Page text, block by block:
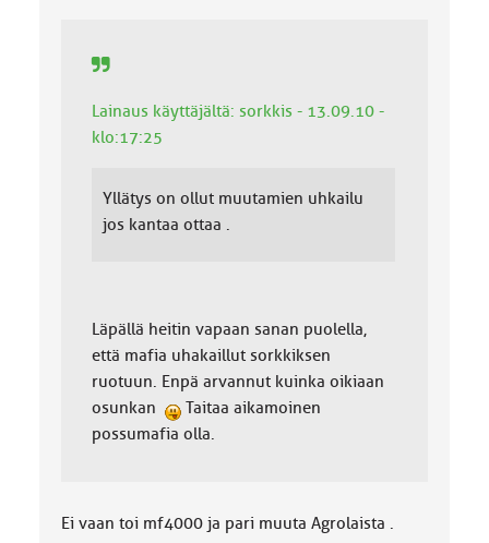
Lainaus käyttäjältä: sorkkis - 13.09.10 -
klo:17:25
Yllätys on ollut muutamien uhkailu
jos kantaa ottaa .
Läpällä heitin vapaan sanan puolella,
että mafia uhakaillut sorkkiksen
ruotuun. Enpä arvannut kuinka oikiaan
osunkan
Taitaa aikamoinen
possumafia olla.
Ei vaan toi mf4000 ja pari muuta Agrolaista .